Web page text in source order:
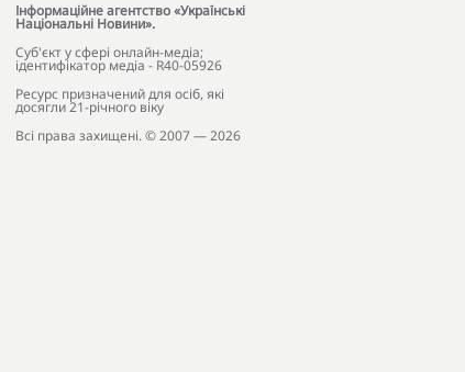
Інформаційне агентство «Українські
Національні Новини».
Cуб'єкт у сфері онлайн-медіа;
ідентифікатор медіа - R40-05926
Ресурс призначений для осіб, які
досягли 21-річного віку
Всі права захищені. © 2007 — 2026